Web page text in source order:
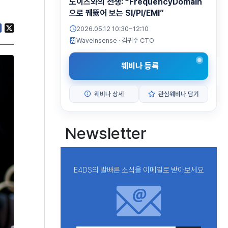
노이즈와의 전쟁: “FrequencyDomain
으로 꿰뚫어 보는 SI/PI/EMI”
2026.05.12 10:30~12:10
WaveInsense · 김귀수 CTO
웨비나 등록
웨비나 상세 관심웨비나 담기
Newsletter
E4DS의 발빠른 소식을 이메일로 받아보세요